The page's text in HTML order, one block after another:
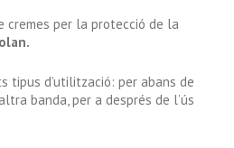
cremes per la protecció de la
tipus d’utilització: per abans de
banda, per a després de l’ús